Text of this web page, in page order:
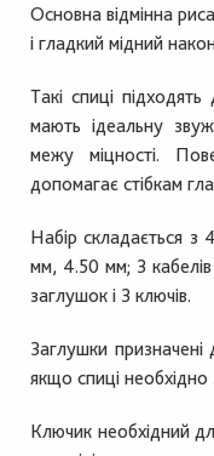
Основна відмінна
і гладкий мідний
Такі спиці
мають ідеальну
межу міцності.
допомагає стібкам
Набір складається
мм, 4.50 мм; 3
заглушок і 3 ключів.
Заглушки призначені
якщо спиці необхідно
Ключик необхідний